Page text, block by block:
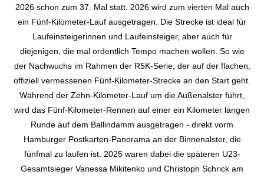
2026 schon zum 37. Mal statt. 2026 wird zum vierten Mal auch
ein Fünf-Kilometer-Lauf ausgetragen. Die Strecke ist ideal für
Laufeinsteigerinnen und Laufeinsteiger, aber auch für
diejenigen, die mal ordentlich Tempo machen wollen. So wie
der Nachwuchs im Rahmen der R5K-Serie, der auf der flachen,
offiziell vermessenen Fünf-Kilometer-Strecke an den Start geht.
Während der Zehn-Kilometer-Lauf um die Außenalster führt,
wird das Fünf-Kilometer-Rennen auf einer ein Kilometer langen
Runde auf dem Ballindamm ausgetragen - direkt vorm
Hamburger Postkarten-Panorama an der Binnenalster, die
fünfmal zu laufen ist. 2025 waren dabei die späteren U23-
Gesamtsieger Vanessa Mikitenko und Christoph Schrick am